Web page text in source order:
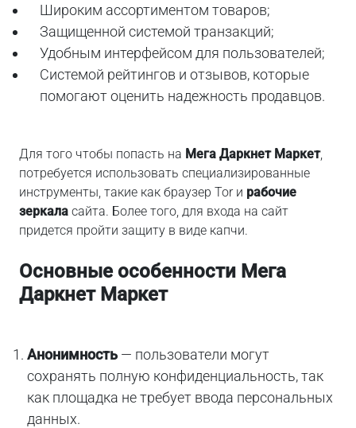
Широким ассортиментом товаров;
Защищенной системой транзакций;
Удобным интерфейсом для пользователей;
Системой рейтингов и отзывов, которые
помогают оценить надежность продавцов.
Для того чтобы попасть на Мега Даркнет Маркет,
потребуется использовать специализированные
инструменты, такие как браузер Tor и рабочие
зеркала сайта. Более того, для входа на сайт
придется пройти защиту в виде капчи.
Основные особенности Мега
Даркнет Маркет
Анонимность — пользователи могут
сохранять полную конфиденциальность, так
как площадка не требует ввода персональных
данных.